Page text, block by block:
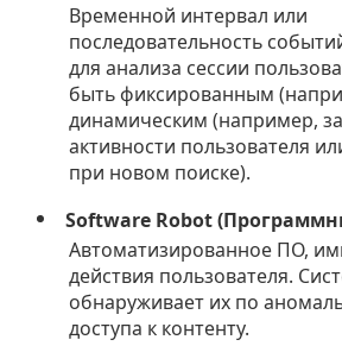
Временной интервал или
последовательность
для анализа сессии
быть фиксированным
динамическим (например,
активности пользователя
при новом поиске).
Software Robot
Автоматизированное ПО,
действия пользователя.
обнаруживает их по
доступа к контенту.